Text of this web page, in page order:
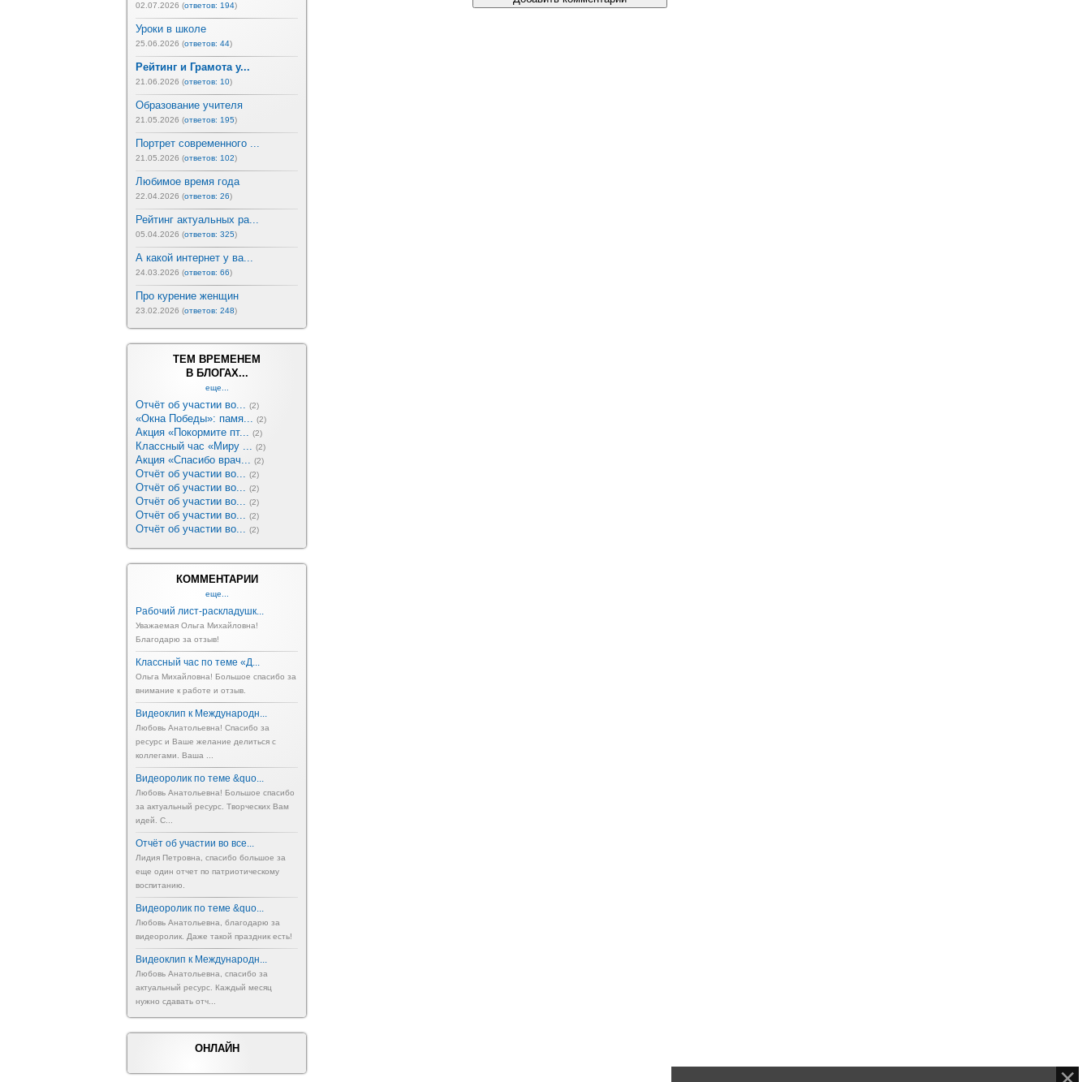
02.07.2026 (ответов: 194)
Уроки в школе
25.06.2026 (ответов: 44)
Рейтинг и Грамота у...
21.06.2026 (ответов: 10)
Образование учителя
21.05.2026 (ответов: 195)
Портрет современного ...
21.05.2026 (ответов: 102)
Любимое время года
22.04.2026 (ответов: 26)
Рейтинг актуальных ра...
05.04.2026 (ответов: 325)
А какой интернет у ва...
24.03.2026 (ответов: 66)
Про курение женщин
23.02.2026 (ответов: 248)
ТЕМ ВРЕМЕНЕМ
В БЛОГАХ...
еще...
Отчёт об участии во... (2)
«Окна Победы»: памя... (2)
Акция «Покормите пт... (2)
Классный час «Миру ... (2)
Акция «Спасибо врач... (2)
Отчёт об участии во... (2)
Отчёт об участии во... (2)
Отчёт об участии во... (2)
Отчёт об участии во... (2)
Отчёт об участии во... (2)
КОММЕНТАРИИ
еще...
Рабочий лист-раскладушк...
Уважаемая Ольга Михайловна!
Благодарю за отзыв!
Классный час по теме «Д...
Ольга Михайловна! Большое спасибо за
внимание к работе и отзыв.
Видеоклип к Международн...
Любовь Анатольевна! Спасибо за
ресурс и Ваше желание делиться с
коллегами. Ваша ...
Видеоролик по теме &quo...
Любовь Анатольевна! Большое спасибо
за актуальный ресурс. Творческих Вам
идей. С...
Отчёт об участии во все...
Лидия Петровна, спасибо большое за
еще один отчет по патриотическому
воспитанию.
Видеоролик по теме &quo...
Любовь Анатольевна, благодарю за
видеоролик. Даже такой праздник есть!
Видеоклип к Международн...
Любовь Анатольевна, спасибо за
актуальный ресурс. Каждый месяц
нужно сдавать отч...
ОНЛАЙН